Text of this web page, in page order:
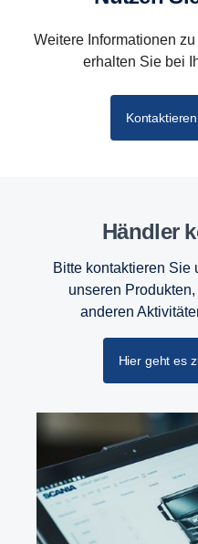
Weitere Informationen
erhalten Sie bei
Händler
Bitte kontaktieren Sie
unseren
anderen
Hier geht es